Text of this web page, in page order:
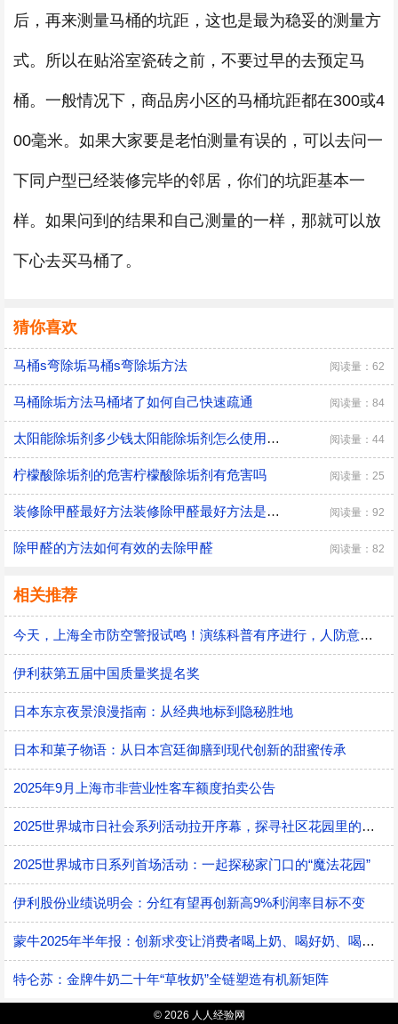
后，再来测量马桶的坑距，这也是最为稳妥的测量方
式。所以在贴浴室瓷砖之前，不要过早的去预定马
桶。一般情况下，商品房小区的马桶坑距都在300或4
00毫米。如果大家要是老怕测量有误的，可以去问一
下同户型已经装修完毕的邻居，你们的坑距基本一
样。如果问到的结果和自己测量的一样，那就可以放
下心去买马桶了。
猜你喜欢
马桶s弯除垢马桶s弯除垢方法 阅读量：62
马桶除垢方法马桶堵了如何自己快速疏通 阅读量：84
太阳能除垢剂多少钱太阳能除垢剂怎么使用太阳能除垢剂价格太阳能专用除垢剂怎样使用 阅读量：44
柠檬酸除垢剂的危害柠檬酸除垢剂有危害吗 阅读量：25
装修除甲醛最好方法装修除甲醛最好方法是什么 阅读量：92
除甲醛的方法如何有效的去除甲醛 阅读量：82
相关推荐
今天，上海全市防空警报试鸣！演练科普有序进行，人防意识“声入人心”
伊利获第五届中国质量奖提名奖
日本东京夜景浪漫指南：从经典地标到隐秘胜地
日本和菓子物语：从日本宫廷御膳到现代创新的甜蜜传承
2025年9月上海市非营业性客车额度拍卖公告
2025世界城市日社会系列活动拉开序幕，探寻社区花园里的智慧应用
2025世界城市日系列首场活动：一起探秘家门口的“魔法花园”
伊利股份业绩说明会：分红有望再创新高9%利润率目标不变
蒙牛2025年半年报：创新求变让消费者喝上奶、喝好奶、喝对奶
特仑苏：金牌牛奶二十年“草牧奶”全链塑造有机新矩阵
© 2026 人人经验网